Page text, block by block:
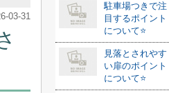
03-31
駐車場つきで注
目するポイント
について⭐️
見落とされやす
い扉のポイント
について⭐️